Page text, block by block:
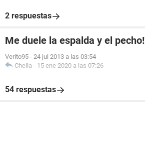
2 respuestas
Me duele la espalda y el pecho!
Verito95 - 24 jul 2013 a las 03:54
Cheila - 15 ene 2020 a las 07:26
54 respuestas